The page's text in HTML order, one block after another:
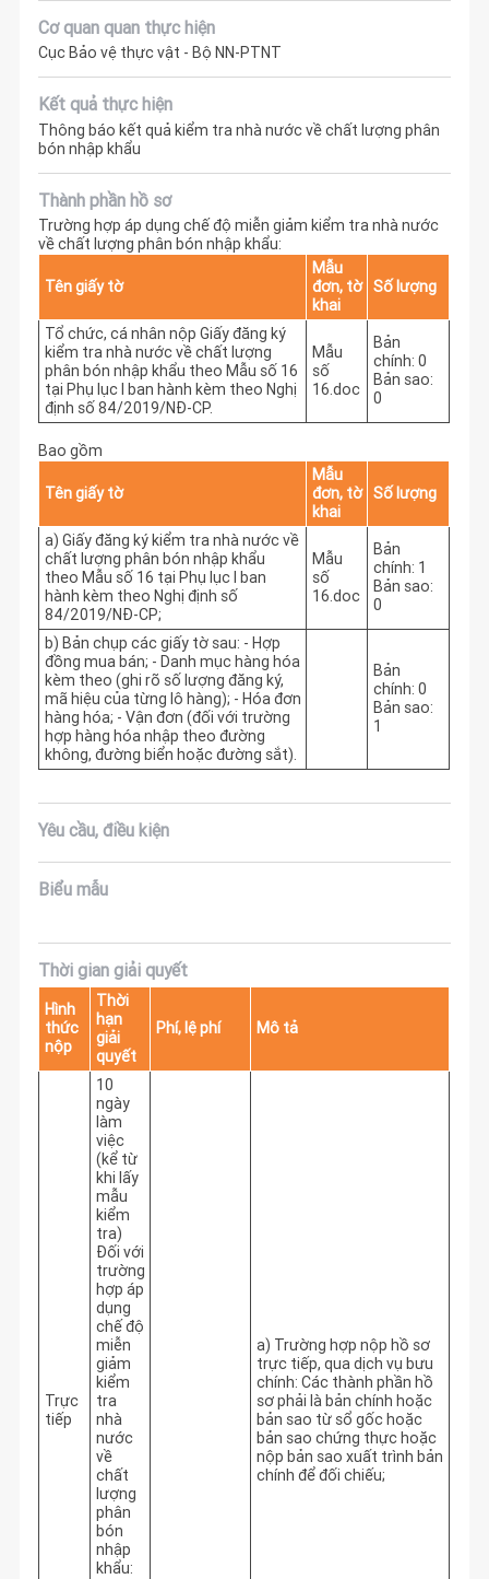
Cơ quan quan thực hiện
Cục Bảo vệ thực vật - Bộ NN-PTNT
Kết quả thực hiện
Thông báo kết quả kiểm tra nhà nước về chất lượng phân
bón nhập khẩu
Thành phần hồ sơ
Trường hợp áp dụng chế độ miễn giảm kiểm tra nhà nước
về chất lượng phân bón nhập khẩu:
Tên giấy tờ
Mẫu
đơn, tờ
khai
Số lượng
Tổ chức, cá nhân nộp Giấy đăng ký
kiểm tra nhà nước về chất lượng
phân bón nhập khẩu theo Mẫu số 16
tại Phụ lục I ban hành kèm theo Nghị
định số 84/2019/NĐ-CP.
Mẫu
số
16.doc
Bản
chính: 0
Bản sao:
0
Bao gồm
Tên giấy tờ
Mẫu
đơn, tờ
khai
Số lượng
a) Giấy đăng ký kiểm tra nhà nước về
chất lượng phân bón nhập khẩu
theo Mẫu số 16 tại Phụ lục I ban
hành kèm theo Nghị định số
84/2019/NĐ-CP;
Mẫu
số
16.doc
Bản
chính: 1
Bản sao:
0
b) Bản chụp các giấy tờ sau: - Hợp
đồng mua bán; - Danh mục hàng hóa
kèm theo (ghi rõ số lượng đăng ký,
mã hiệu của từng lô hàng); - Hóa đơn
hàng hóa; - Vận đơn (đối với trường
hợp hàng hóa nhập theo đường
không, đường biển hoặc đường sắt).
Bản
chính: 0
Bản sao:
1
Yêu cầu, điều kiện
Biểu mẫu
Thời gian giải quyết
Hình
thức
nộp
Thời
hạn
giải
quyết
Phí, lệ phí Mô tả
Trực
tiếp
10
ngày
làm
việc
(kể từ
khi lấy
mẫu
kiểm
tra)
Đối với
trường
hợp áp
dụng
chế độ
miễn
giảm
kiểm
tra
nhà
nước
về
chất
lượng
phân
bón
nhập
khẩu:
a) Trường hợp nộp hồ sơ
trực tiếp, qua dịch vụ bưu
chính: Các thành phần hồ
sơ phải là bản chính hoặc
bản sao từ sổ gốc hoặc
bản sao chứng thực hoặc
nộp bản sao xuất trình bản
chính để đối chiếu;